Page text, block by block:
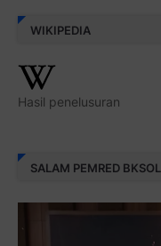
WIKIPEDIA
Hasil penelusuran
SALAM PEMRED BKSOL